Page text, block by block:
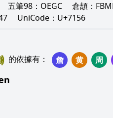
五筆98： OEGC 倉頡：
UniCode： U+7156
的依據有 ： 詹 黄 周